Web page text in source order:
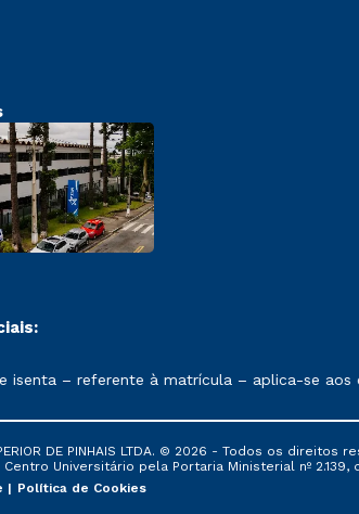
conforme exposto no contrato de
– referente à matrícula – aplica-se aos
DE PINHAIS LTDA. © 2026 - Todos os direitos
Universitário pela Portaria Ministerial nº 2.139,
Política de Cookies